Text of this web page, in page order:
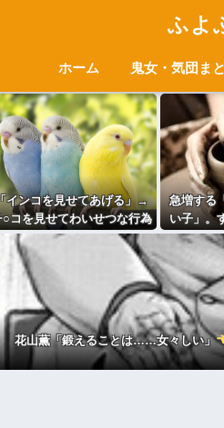
ふよ
ホーム 鬼女・気団ま
インコを見せてあげる」→
○コを見せてわいせつな行為
をした75歳の男を逮捕
急増する
い子」。
に 「タイ
花山薫「鍛えることは……女々しい」